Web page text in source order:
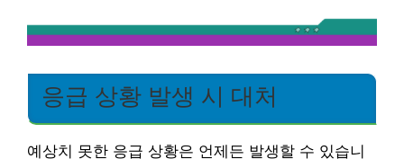
응급 상황 발생 시 대처
예상치 못한 응급 상황은 언제든 발생할 수 있습니